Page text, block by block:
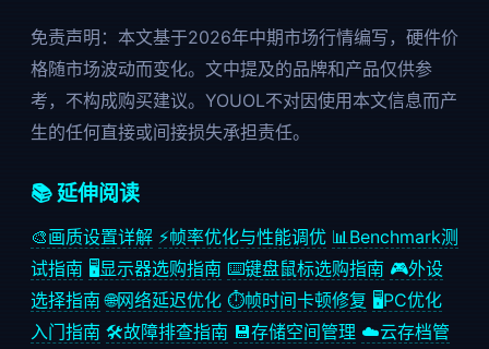
免责声明：本文基于2026年中期市场行情编写，硬件价
格随市场波动而变化。文中提及的品牌和产品仅供参
考，不构成购买建议。YOUOL不对因使用本文信息而产
生的任何直接或间接损失承担责任。
📚 延伸阅读
🎨画质设置详解 ⚡帧率优化与性能调优 📊Benchmark测
试指南 🖥️显示器选购指南 ⌨️键盘鼠标选购指南 🎮外设
选择指南 🌐网络延迟优化 ⏱️帧时间卡顿修复 🖥️PC优化
入门指南 🛠️故障排查指南 💾存储空间管理 ☁️云存档管